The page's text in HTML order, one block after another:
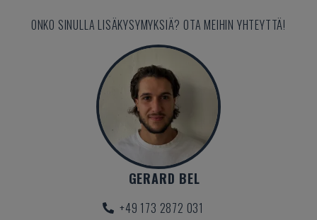
ONKO SINULLA LISÄKYSYMYKSIÄ? OTA MEIHIN YHTEYTTÄ!
GERARD BEL
+49 173 2872 031